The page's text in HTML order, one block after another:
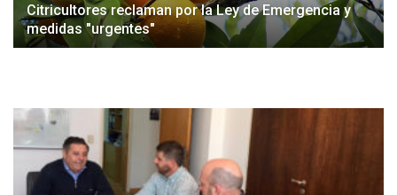
Citricultores reclaman por la Ley de Emergencia y
medidas "urgentes"